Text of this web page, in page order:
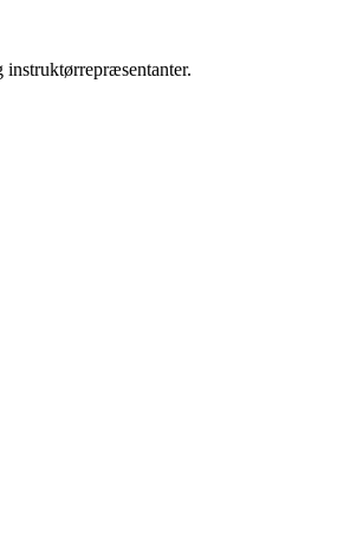
instruktørrepræsentanter.